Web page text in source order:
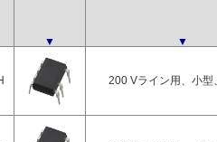
▼ ▼
200 Vライン用、小型